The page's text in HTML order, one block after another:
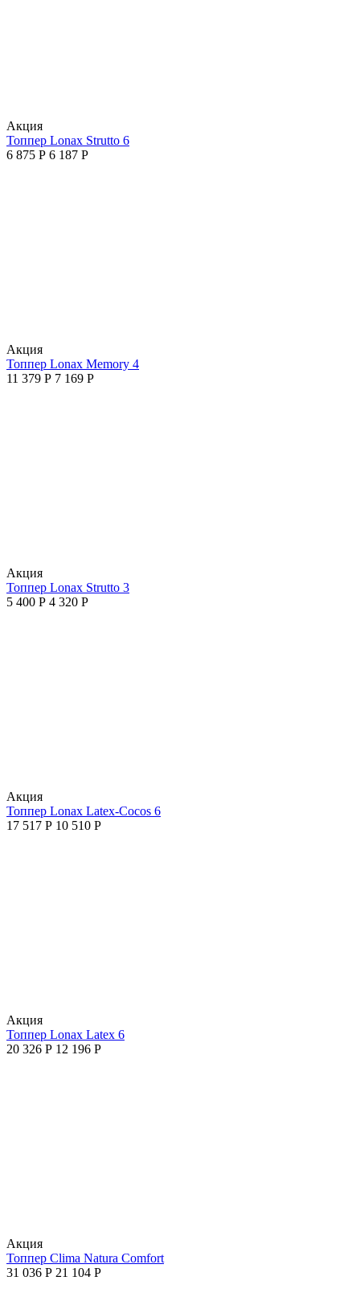
Aкция
Топпер Lonax Strutto 6
6 875 Р 6 187 Р
Aкция
Топпер Lonax Memory 4
11 379 Р 7 169 Р
Aкция
Топпер Lonax Strutto 3
5 400 Р 4 320 Р
Aкция
Топпер Lonax Latex-Cocos 6
17 517 Р 10 510 Р
Aкция
Топпер Lonax Latex 6
20 326 Р 12 196 Р
Aкция
Топпер Clima Natura Comfort
31 036 Р 21 104 Р